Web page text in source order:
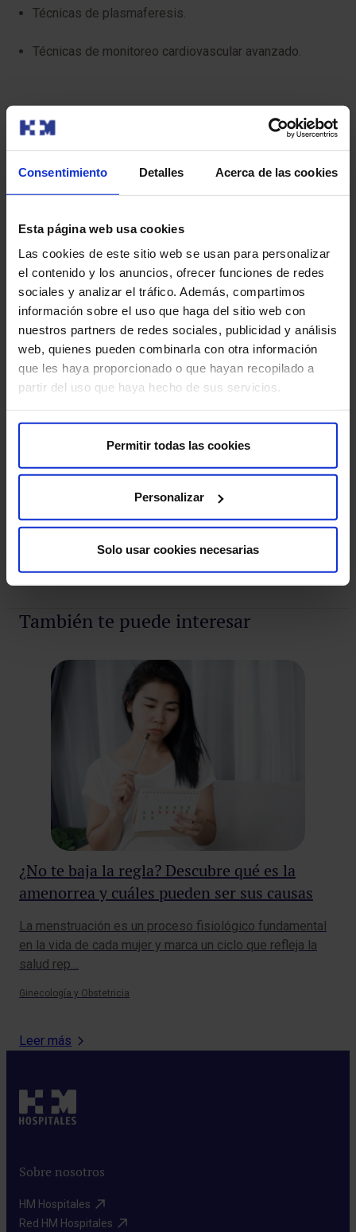
Consentimiento Detalles Acerca de las cookies
Esta página web usa cookies
Las cookies de este sitio web se usan para personalizar
el contenido y los anuncios, ofrecer funciones de redes
sociales y analizar el tráfico. Además, compartimos
información sobre el uso que haga del sitio web con
nuestros partners de redes sociales, publicidad y análisis
web, quienes pueden combinarla con otra información
que les haya proporcionado o que hayan recopilado a
partir del uso que haya hecho de sus servicios.
Permitir todas las cookies
Personalizar
Solo usar cookies necesarias
Técnicas de plasmaferesis.
Técnicas de monitoreo cardiovascular avanzado.
Nuestros médicos
especialidad
Pedir cita
Pedir cita
También te puede interesar
¿No te baja la regla? Descubre qué es la
amenorrea y cuáles pueden ser sus causas
La menstruación es un proceso fisiológico fundamental
en la vida de cada mujer y marca un ciclo que refleja la
salud rep…
Ginecología y Obstetricia
Leer más
Sobre nosotros
HM Hospitales​
Red HM Hospitales​